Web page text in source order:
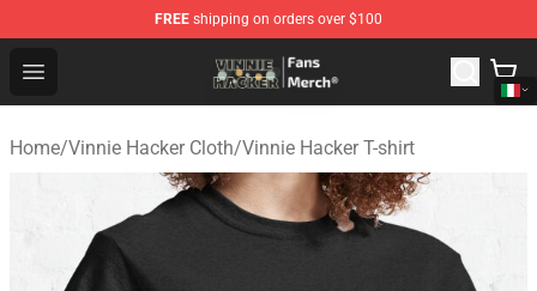
FREE shipping on orders over $100
Open menu
Vinnie Hacker Store - Official Vinnie Hacker Merchandise
Home/Vinnie Hacker Cloth/Vinnie Hacker T-shirt